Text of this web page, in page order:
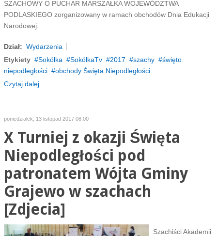
SZACHOWY O PUCHAR MARSZAŁKA WOJEWÓDZTWA
PODLASKIEGO zorganizowany w ramach obchodów Dnia Edukacji
Narodowej.
Dział: Wydarzenia
Etykiety
Sokółka SokółkaTv 2017 szachy
święto
niepodległości
obchody Święta Niepodległości
Czytaj dalej...
poniedziałek, 13 listopad 2017 08:00
X Turniej z okazji Święta
Niepodległości pod
patronatem Wójta Gminy
Grajewo w szachach
[Zdjecia]
Szachiści Akademii